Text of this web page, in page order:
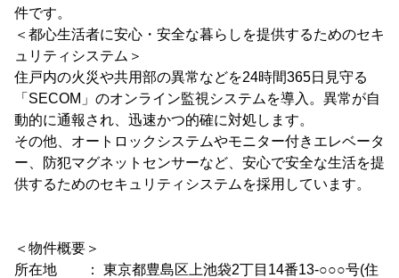
件です。
＜都心生活者に安心・安全な暮らしを提供するためのセキ
ュリティシステム＞
住戸内の火災や共用部の異常などを24時間365日見守る
「SECOM」のオンライン監視システムを導入。異常が自
動的に通報され、迅速かつ的確に対処します。
その他、オートロックシステムやモニター付きエレベータ
ー、防犯マグネットセンサーなど、安心で安全な生活を提
供するためのセキュリティシステムを採用しています。
＜物件概要＞
所在地 ： 東京都豊島区上池袋2丁目14番13-○○○号(住